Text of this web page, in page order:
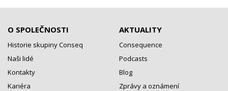
O SPOLEČNOSTI
Historie skupiny Conseq
Naši lidé
Kontakty
Kariéra
AKTUALITY
Consequence
Podcasts
Blog
Zprávy a oznámení